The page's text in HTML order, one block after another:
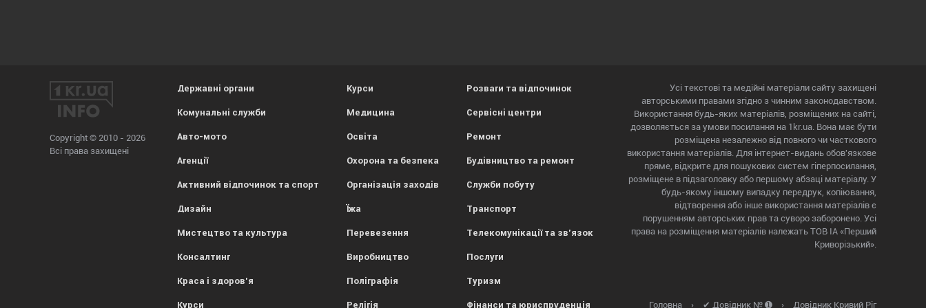
Copyright © 2010 - 2026
Всі права захищені
Державні органи
Комунальні служби
Авто-мото
Агенції
Активний відпочинок та спорт
Дизайн
Мистецтво та культура
Консалтинг
Краса і здоров'я
Курси
Курси
Медицина
Освіта
Охорона та безпека
Організація заходів
Їжа
Перевезення
Виробництво
Поліграфія
Релігія
Розваги та відпочинок
Сервісні центри
Ремонт
Будівництво та ремонт
Служби побуту
Транспорт
Телекомунікації та зв'язок
Послуги
Туризм
Фінанси та юриспруденція
Усі текстові та медійні матеріали сайту захищені
авторськими правами згідно з чинним законодавством.
Використання будь-яких матеріалів, розміщених на сайті,
дозволяється за умови посилання на 1kr.ua. Вона має бути
розміщена незалежно від повного чи часткового
використання матеріалів. Для інтернет-видань обов'язкове
пряме, відкрите для пошукових систем гіперпосилання,
розміщене в підзаголовку або першому абзаці матеріалу. У
будь-якому іншому випадку передрук, копіювання,
відтворення або інше використання матеріалів є
порушенням авторських прав та суворо заборонено. Усі
права на розміщення матеріалів належать ТОВ ІА «Перший
Криворізький».
Головна › ✔ Довідник № ➊ › Довідник Кривий Ріг